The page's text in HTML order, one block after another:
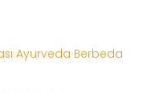
Ayurveda Berbeda